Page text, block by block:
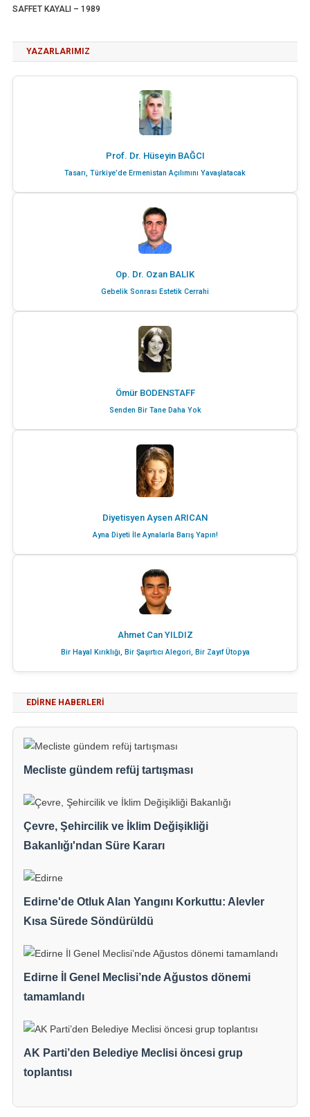
SAFFET KAYALI – 1989
YAZARLARIMIZ
Prof. Dr. Hüseyin BAĞCI
Tasarı, Türkiye’de Ermenistan Açılımını Yavaşlatacak
Op. Dr. Ozan BALIK
Gebelik Sonrası Estetik Cerrahi
Ömür BODENSTAFF
Senden Bir Tane Daha Yok
Diyetisyen Aysen ARICAN
Ayna Diyeti İle Aynalarla Barış Yapın!
Ahmet Can YILDIZ
Bir Hayal Kırıklığı, Bir Şaşırtıcı Alegori, Bir Zayıf Ütopya
EDIRNE HABERLERI
Mecliste gündem refüj tartışması
Çevre, Şehircilik ve İklim Değişikliği
Bakanlığı'ndan Süre Kararı
Edirne'de Otluk Alan Yangını Korkuttu: Alevler
Kısa Sürede Söndürüldü
Edirne İl Genel Meclisi’nde Ağustos dönemi
tamamlandı
AK Parti’den Belediye Meclisi öncesi grup
toplantısı